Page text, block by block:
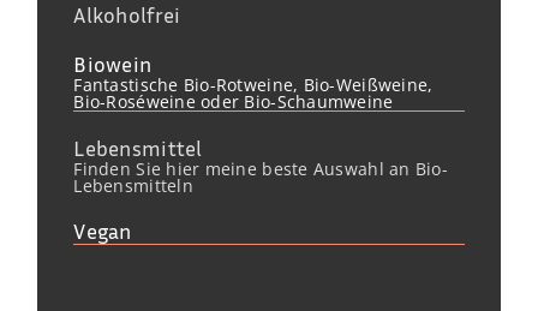
Alkoholfrei
Biowein
Fantastische Bio-Rotweine, Bio-Weißweine,
Bio-Roséweine oder Bio-Schaumweine
Lebensmittel
Finden Sie hier meine beste Auswahl an Bio-
Lebensmitteln
Vegan